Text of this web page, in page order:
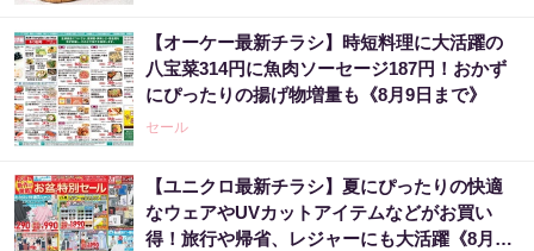
【オーケー最新チラシ】時短料理に大活躍の
八宝菜314円に魚肉ソーセージ187円！おかず
にぴったりの揚げ物増量も《8月9日まで》
セール
【ユニクロ最新チラシ】夏にぴったりの快適
なウェアやUVカットアイテムなどがお買い
得！旅行や帰省、レジャーにも大活躍《8月13